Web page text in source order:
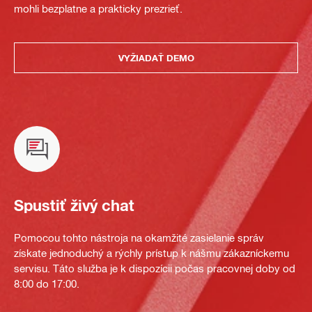
mohli bezplatne a prakticky prezrieť.
VYŽIADAŤ DEMO
Spustiť živý chat
Pomocou tohto nástroja na okamžité zasielanie správ
získate jednoduchý a rýchly prístup k nášmu zákazníckemu
servisu. Táto služba je k dispozícii počas pracovnej doby od
8:00 do 17:00.